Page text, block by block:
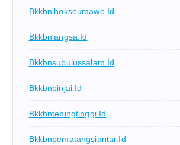
Bkkbnlhokseumawe.id
Bkkbnlangsa.id
Bkkbnsubulussalam.id
Bkkbnbinjai.id
Bkkbntebingtinggi.id
Bkkbnpematangsiantar.id